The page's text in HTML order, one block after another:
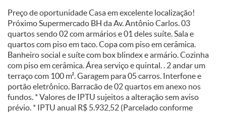
Preço de oportunidade Casa em excelente localização!
Próximo Supermercado BH da Av. Antônio Carlos. 03
quartos sendo 02 com armários e 01 deles suíte. Sala e
quartos com piso em taco. Copa com piso em cerâmica.
Banheiro social e suíte com box blindex e armário. Cozinha
com piso em cerâmica. Área serviço e quintal. . 2 andar um
terraço com 100 m². Garagem para 05 carros. Interfone e
portão eletrônico. Barracão de 02 quartos em anexo nos
fundos. * Valores de IPTU sujeitos a alteração sem aviso
prévio. * IPTU anual R$ 5.932,52 (Parcelado conforme